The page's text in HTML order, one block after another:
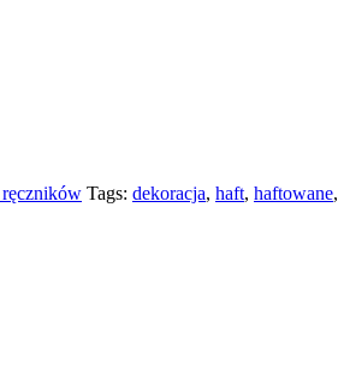
Tags: dekoracja, haft, haftowane,